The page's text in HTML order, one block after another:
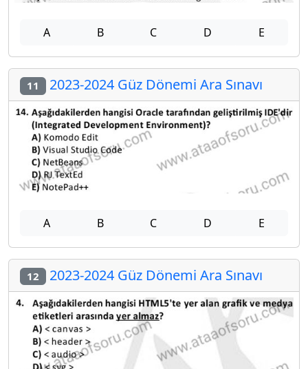
A B C D E
11 2023-2024 Güz Dönemi Ara Sınavı
A B C D E
12 2023-2024 Güz Dönemi Ara Sınavı